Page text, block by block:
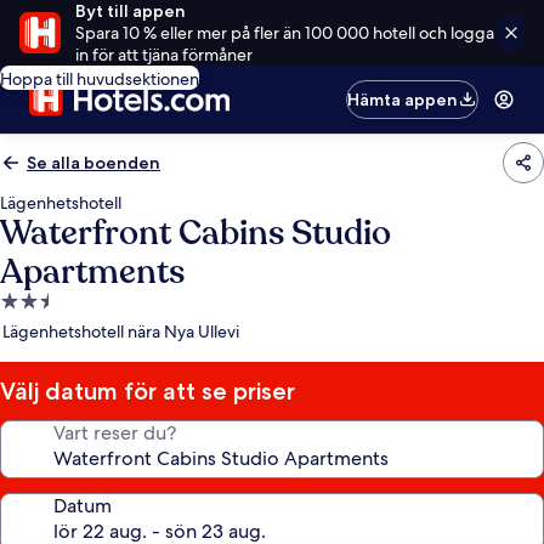
Byt till appen
Spara 10 % eller mer på fler än 100 000 hotell och logga
in för att tjäna förmåner
Hoppa till huvudsektionen
Hämta appen
Se alla boenden
Lägenhetshotell
Waterfront Cabins Studio
Apartments
2.5-
stjärnigt
Lägenhetshotell nära Nya Ullevi
Välj datum för att se priser
Vart reser du?
Datum